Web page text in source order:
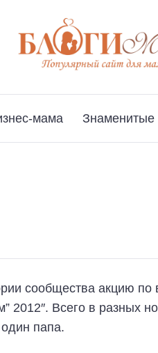
мама
сообщества акцию по
2012″. Всего в разных
папа.